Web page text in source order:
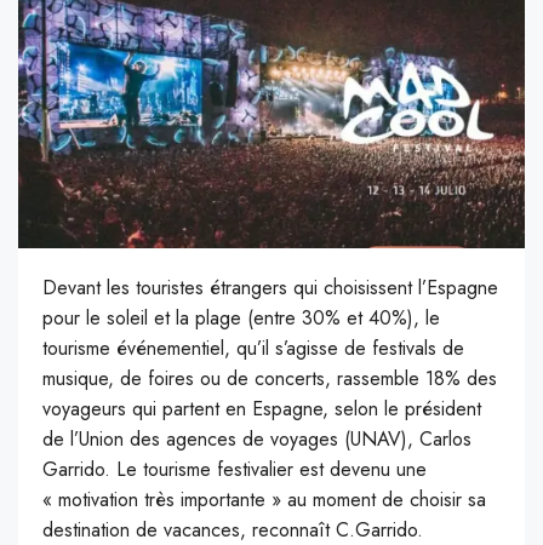
Devant les touristes étrangers qui choisissent l’Espagne
pour le soleil et la plage (entre 30% et 40%), le
tourisme événementiel, qu’il s’agisse de festivals de
musique, de foires ou de concerts, rassemble 18% des
voyageurs qui partent en Espagne, selon le président
de l’Union des agences de voyages (UNAV), Carlos
Garrido. Le tourisme festivalier est devenu une
« motivation très importante » au moment de choisir sa
destination de vacances, reconnaît C.Garrido.